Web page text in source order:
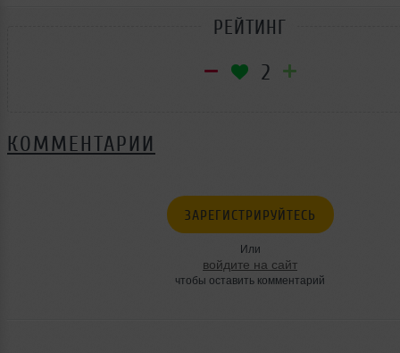
РЕЙТИНГ
2
КОММЕНТАРИИ
ЗАРЕГИСТРИРУЙТЕСЬ
Или
войдите на сайт
чтобы оставить комментарий